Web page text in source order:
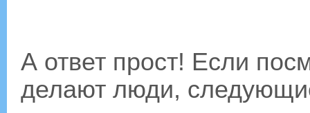
А ответ прост! Если
делают люди,